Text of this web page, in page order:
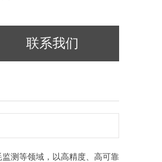
联系我们
测等领域，以高精度、高可靠